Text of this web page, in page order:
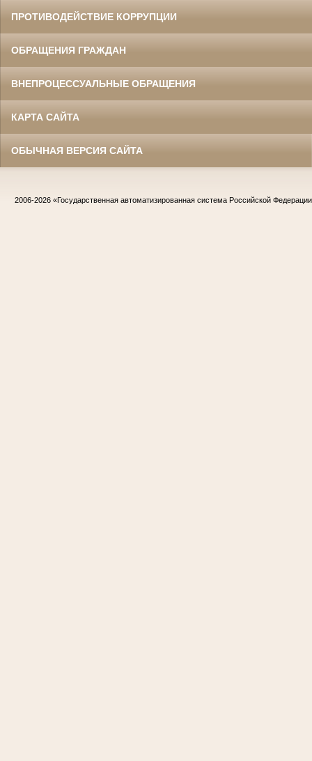
ПРОТИВОДЕЙСТВИЕ КОРРУПЦИИ
ОБРАЩЕНИЯ ГРАЖДАН
ВНЕПРОЦЕССУАЛЬНЫЕ ОБРАЩЕНИЯ
КАРТА САЙТА
ОБЫЧНАЯ ВЕРСИЯ САЙТА
2006-2026 «Государственная автоматизированная система Российской